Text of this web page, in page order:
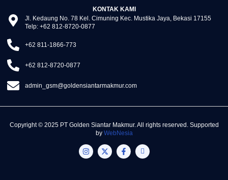
KONTAK KAMI
Jl. Kedaung No. 78 Kel. Cimuning Kec. Mustika Jaya, Bekasi 17155
Telp: +62 812-8720-0877
+62 811-1866-773
+62 812-8720-0877
admin_gsm@goldensiantarmakmur.com
Copyright © 2025 PT Golden Siantar Makmur. All rights reserved. Supported
by WebNesia